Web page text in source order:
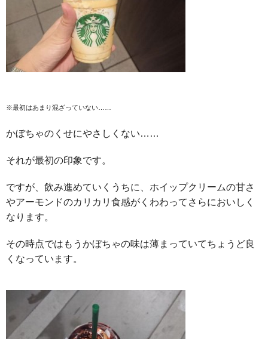
※最初はあまり混ざっていない……
かぼちゃのくせにやさしくない……
それが最初の印象です。
ですが、飲み進めていくうちに、ホイップクリームの甘さ
やアーモンドのカリカリ食感がくわわってさらにおいしく
なります。
その時点ではもうかぼちゃの味は薄まっていてちょうど良
くなっています。